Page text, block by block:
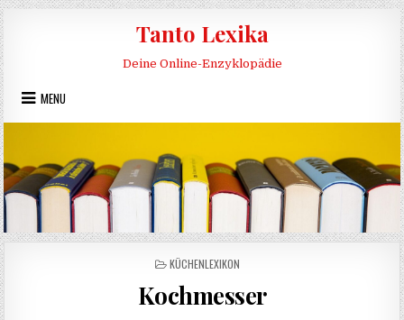
Skip to content
Tanto Lexika
Deine Online-Enzyklopädie
MENU
POSTED IN
KÜCHENLEXIKON
Kochmesser